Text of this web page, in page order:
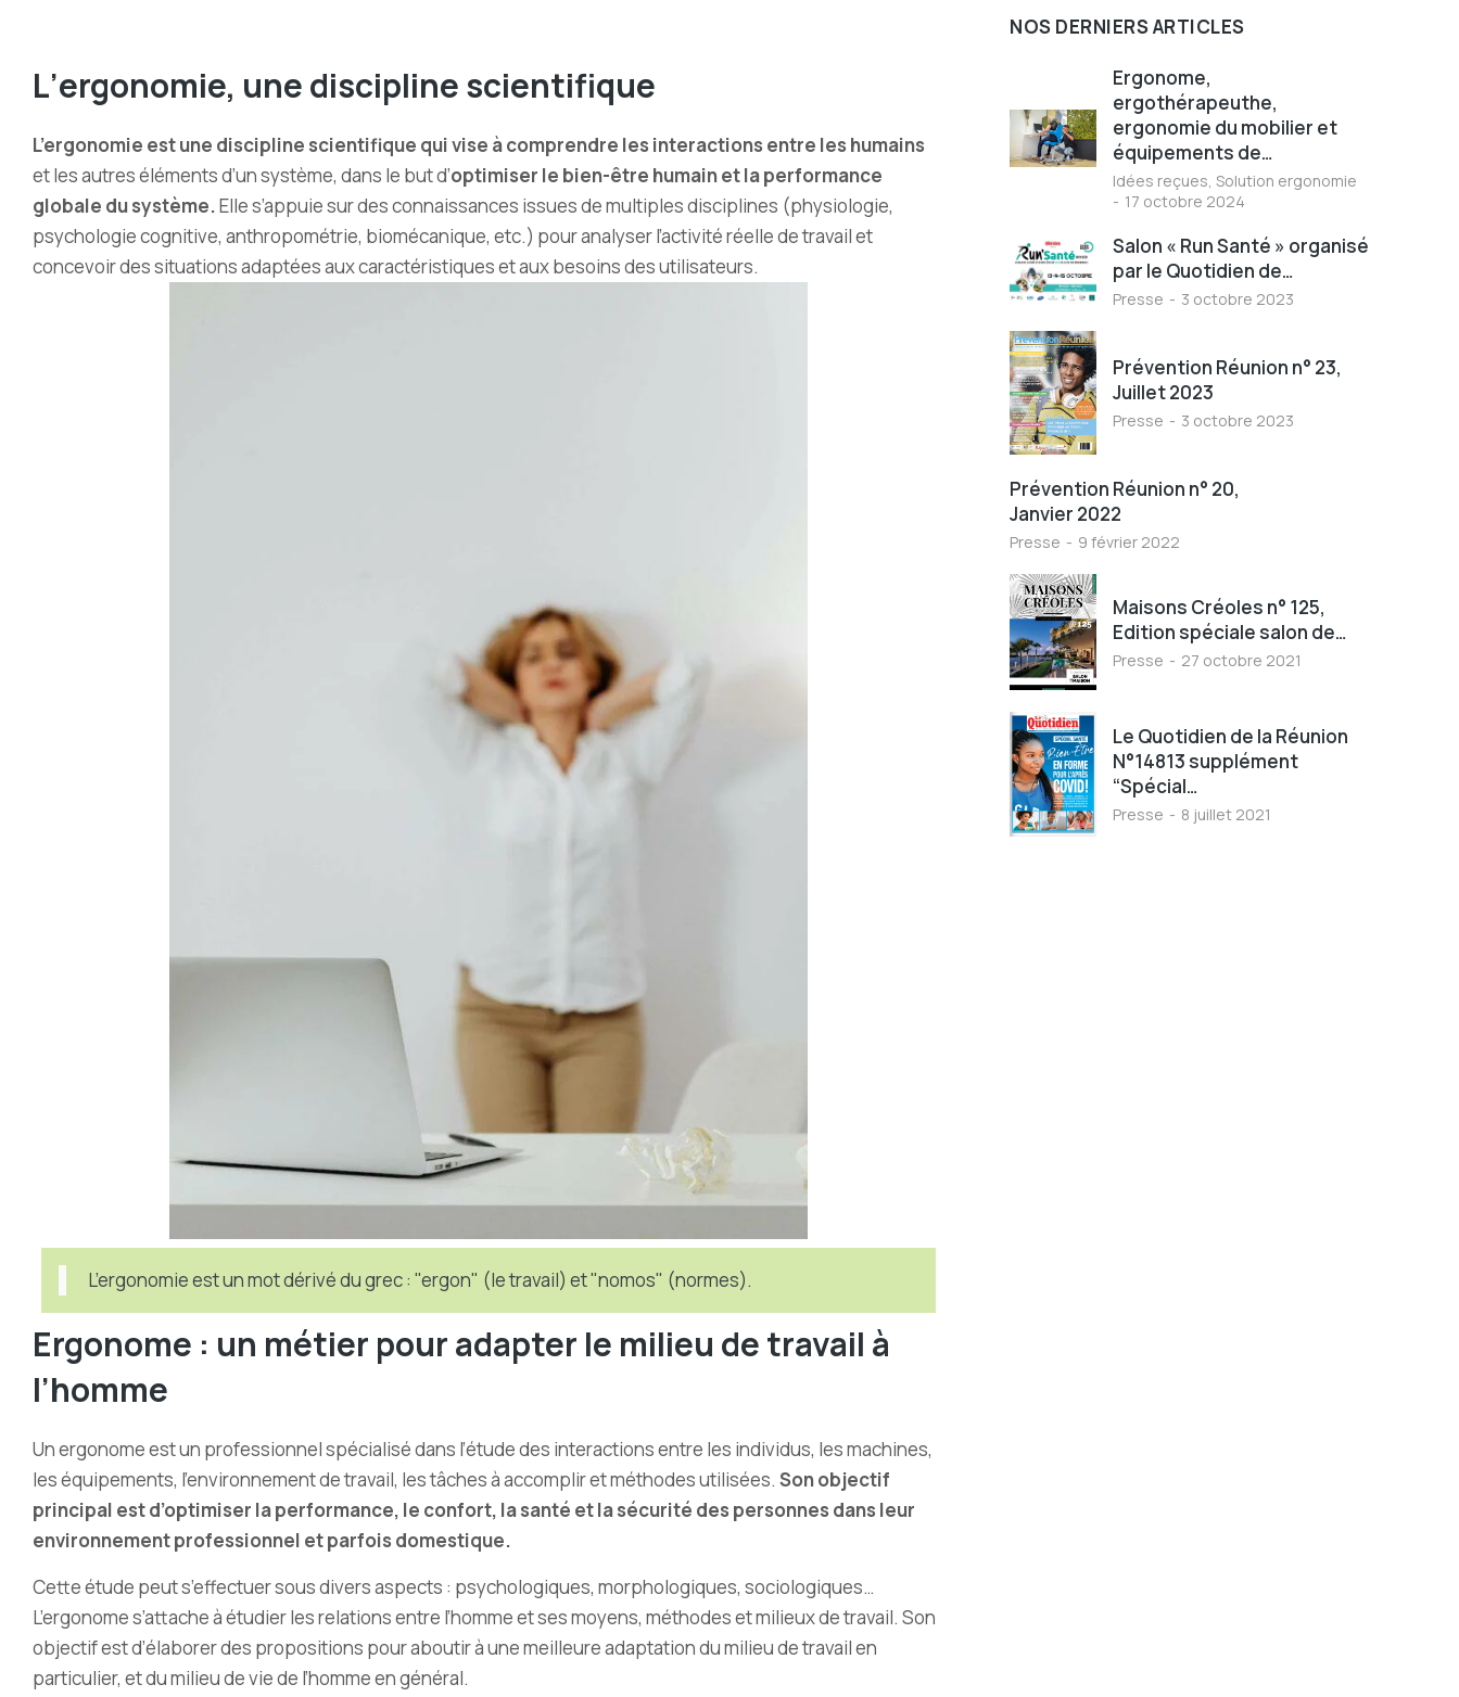
L’ergonomie, une discipline scientifique
L’ergonomie est une discipline scientifique qui vise à comprendre les interactions entre les humains
et les autres éléments d’un système, dans le but d’optimiser le bien-être humain et la performance
globale du système.Elle s’appuie sur des connaissances issues de multiples disciplines (physiologie,
psychologie cognitive, anthropométrie, biomécanique, etc.) pour analyser l’activité réelle de travail et
concevoir des situations adaptées aux caractéristiques et aux besoins des utilisateurs.
L’ergonomie est un mot dérivé du grec : "ergon" (le travail) et "nomos" (normes).
Ergonome : un métier pour adapter le milieu de travail à
l’homme
Un ergonome est un professionnel spécialisé dans l’étude des interactions entre les individus, les machines,
les équipements, l’environnement de travail, les tâches à accomplir et méthodes utilisées. Son objectif
principal est d’optimiser la performance, le confort, la santé et la sécurité des personnes dans leur
environnement professionnel et parfois domestique.
Cette étude peut s’effectuer sous divers aspects : psychologiques, morphologiques, sociologiques…
L’ergonome s’attache à étudier les relations entre l’homme et ses moyens, méthodes et milieux de travail. Son
objectif est d’élaborer des propositions pour aboutir à une meilleure adaptation du milieu de travail en
particulier, et du milieu de vie de l’homme en général.
NOS DERNIERS ARTICLES
Ergonome,
ergothérapeuthe,
ergonomie du mobilier et
équipements de…
Idées reçues, Solution ergonomie
17 octobre 2024
Salon « Run Santé » organisé
par le Quotidien de…
Presse 3 octobre 2023
Prévention Réunion n° 23,
Juillet 2023
Presse 3 octobre 2023
Prévention Réunion n° 20,
Janvier 2022
Presse 9 février 2022
Maisons Créoles n° 125,
Edition spéciale salon de…
Presse 27 octobre 2021
Le Quotidien de la Réunion
N°14813 supplément
“Spécial…
Presse 8 juillet 2021